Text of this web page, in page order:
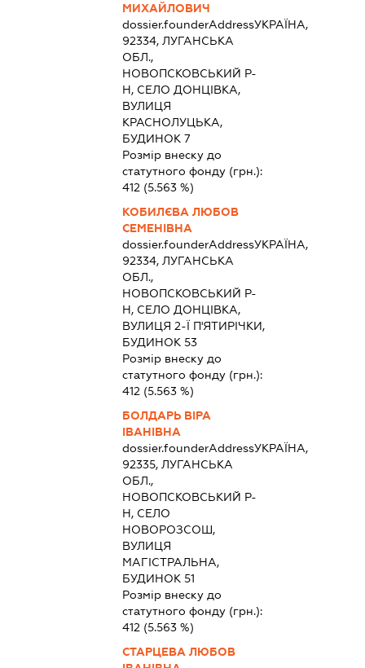
МИХАЙЛОВИЧ
dossier.founderAddressУКРАЇНА,
92334, ЛУГАНСЬКА
ОБЛ.,
НОВОПСКОВСЬКИЙ Р-
Н, СЕЛО ДОНЦІВКА,
ВУЛИЦЯ
КРАСНОЛУЦЬКА,
БУДИНОК 7
Розмір внеску до
статутного фонду (грн.):
412 (5.563 %)
КОБИЛЄВА ЛЮБОВ
СЕМЕНІВНА
dossier.founderAddressУКРАЇНА,
92334, ЛУГАНСЬКА
ОБЛ.,
НОВОПСКОВСЬКИЙ Р-
Н, СЕЛО ДОНЦІВКА,
ВУЛИЦЯ 2-Ї П'ЯТИРІЧКИ,
БУДИНОК 53
Розмір внеску до
статутного фонду (грн.):
412 (5.563 %)
БОЛДАРЬ ВІРА
ІВАНІВНА
dossier.founderAddressУКРАЇНА,
92335, ЛУГАНСЬКА
ОБЛ.,
НОВОПСКОВСЬКИЙ Р-
Н, СЕЛО
НОВОРОЗСОШ,
ВУЛИЦЯ
МАГІСТРАЛЬНА,
БУДИНОК 51
Розмір внеску до
статутного фонду (грн.):
412 (5.563 %)
СТАРЦЕВА ЛЮБОВ